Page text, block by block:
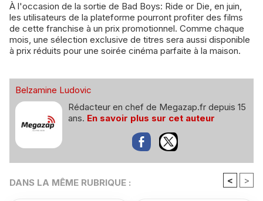
À l'occasion de la sortie de Bad Boys: Ride or Die, en juin,
les utilisateurs de la plateforme pourront profiter des films
de cette franchise à un prix promotionnel. Comme chaque
mois, une sélection exclusive de titres sera aussi disponible
à prix réduits pour une soirée cinéma parfaite à la maison.
Belzamine Ludovic
Rédacteur en chef de Megazap.fr depuis 15
ans. En savoir plus sur cet auteur
DANS LA MÊME RUBRIQUE : < >